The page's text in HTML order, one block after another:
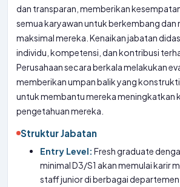
dan transparan, memberikan
semua karyawan untuk berkembang
maksimal mereka. Kenaikan jabatan
individu, kompetensi, dan kontribusi
Perusahaan secara berkala melakukan
memberikan umpan balik yang
untuk membantu mereka meningkatkan
pengetahuan mereka.
Struktur Jabatan
Entry Level: Fresh graduate
minimal D3/S1 akan memulai karir
staff junior di berbagai